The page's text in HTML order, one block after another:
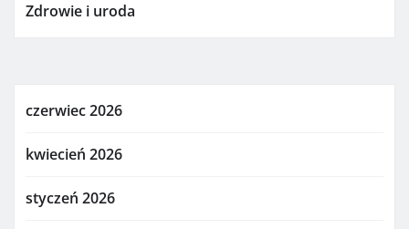
Zdrowie i uroda
czerwiec 2026
kwiecień 2026
styczeń 2026